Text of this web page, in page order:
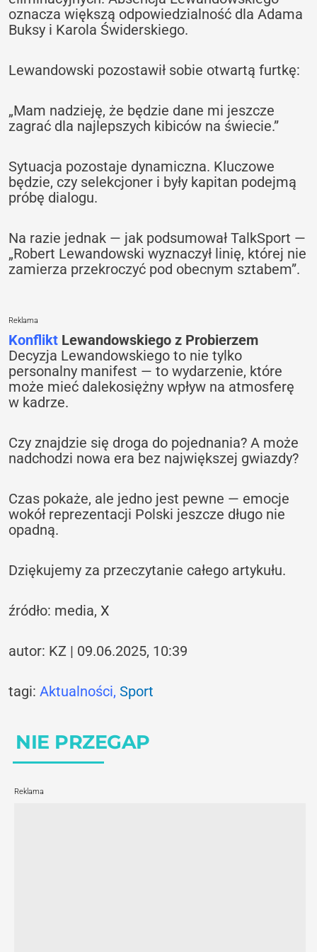
oznacza większą odpowiedzialność dla Adama
Buksy i Karola Świderskiego.
Lewandowski pozostawił sobie otwartą furtkę:
„Mam nadzieję, że będzie dane mi jeszcze
zagrać dla najlepszych kibiców na świecie.”
Sytuacja pozostaje dynamiczna. Kluczowe
będzie, czy selekcjoner i były kapitan podejmą
próbę dialogu.
Na razie jednak — jak podsumował TalkSport —
„Robert Lewandowski wyznaczył linię, której nie
zamierza przekroczyć pod obecnym sztabem”.
Reklama
Konflikt Lewandowskiego z Probierzem
Decyzja Lewandowskiego to nie tylko
personalny manifest — to wydarzenie, które
może mieć dalekosiężny wpływ na atmosferę
w kadrze.
Czy znajdzie się droga do pojednania? A może
nadchodzi nowa era bez największej gwiazdy?
Czas pokaże, ale jedno jest pewne — emocje
wokół reprezentacji Polski jeszcze długo nie
opadną.
Dziękujemy za przeczytanie całego artykułu.
źródło: media,X
autor: KZ | 09.06.2025, 10:39
tagi:Aktualności,Sport
NIE PRZEGAP
Reklama